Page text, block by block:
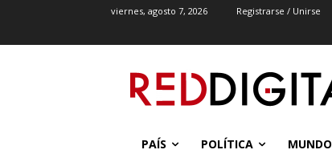
viernes, agosto 7, 2026 Registrarse / Unirse
PAÍS POLÍTICA MUNDO